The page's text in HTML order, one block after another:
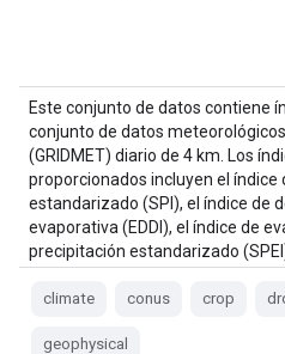
Este conjunto de datos contiene
conjunto de datos
(GRIDMET) diario de 4 km. Los
proporcionados incluyen el índice
estandarizado (SPI), el índice de
evaporativa (EDDI), el índice de
precipitación estandarizado
climate conus crop
geophysical